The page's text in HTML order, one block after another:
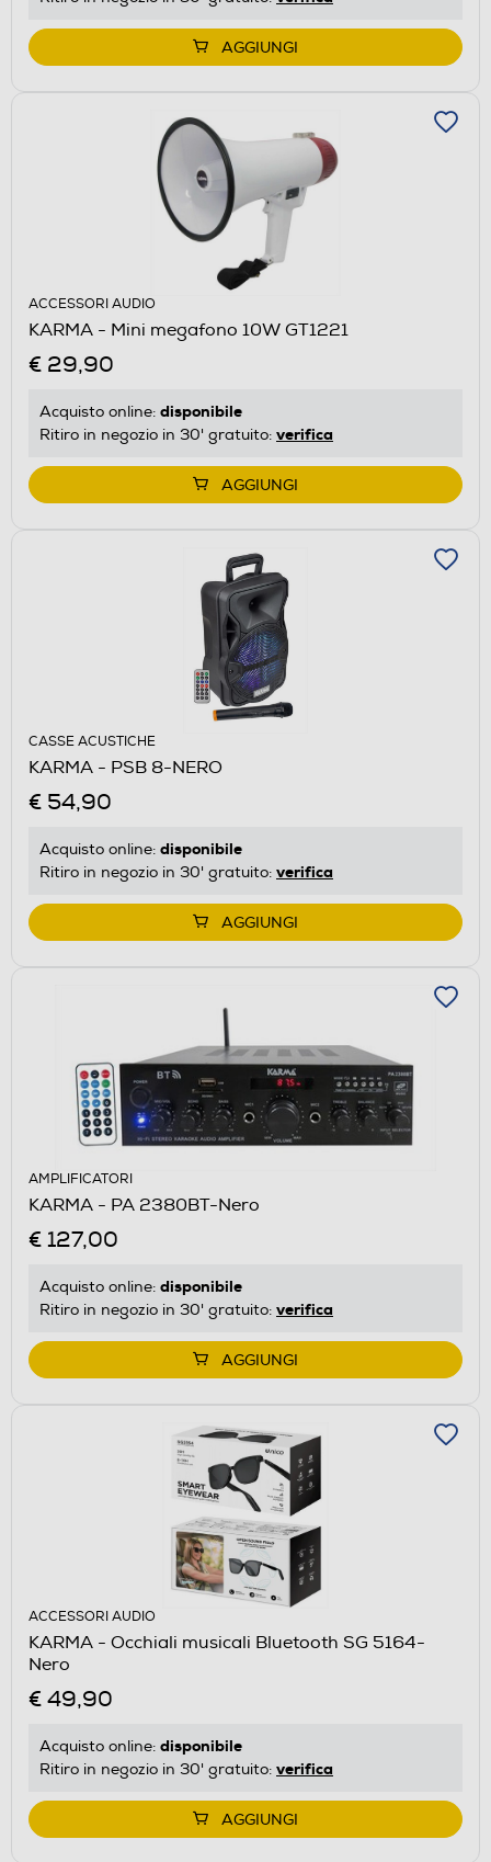
AGGIUNGI
ACCESSORI AUDIO
KARMA - Mini megafono 10W GT1221
€ 29,90
Acquisto online: disponibile
Ritiro in negozio in 30' gratuito: verifica
AGGIUNGI
CASSE ACUSTICHE
KARMA - PSB 8-NERO
€ 54,90
Acquisto online: disponibile
Ritiro in negozio in 30' gratuito: verifica
AGGIUNGI
AMPLIFICATORI
KARMA - PA 2380BT-Nero
€ 127,00
Acquisto online: disponibile
Ritiro in negozio in 30' gratuito: verifica
AGGIUNGI
ACCESSORI AUDIO
KARMA - Occhiali musicali Bluetooth SG 5164-
Nero
€ 49,90
Acquisto online: disponibile
Ritiro in negozio in 30' gratuito: verifica
AGGIUNGI